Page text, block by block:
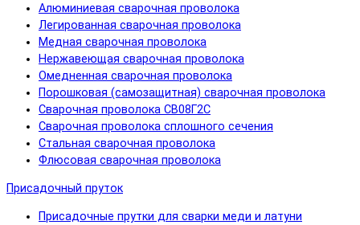
Алюминиевая сварочная проволока
Легированная сварочная проволока
Медная сварочная проволока
Нержавеющая сварочная проволока
Омедненная сварочная проволока
Порошковая (самозащитная) сварочная проволока
Сварочная проволока СВ08Г2С
Сварочная проволока сплошного сечения
Стальная сварочная проволока
Флюсовая сварочная проволока
Присадочный пруток
Присадочные прутки для сварки меди и латуни